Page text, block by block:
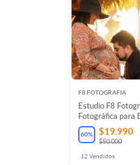
F8 FOTOGRAFIA
Estudio F8
Fotográfica para
60% $19.990
$50.000
12Vendidos